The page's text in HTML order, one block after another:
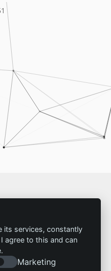
its services, constantly
agree to this and can
Marketing
uns: